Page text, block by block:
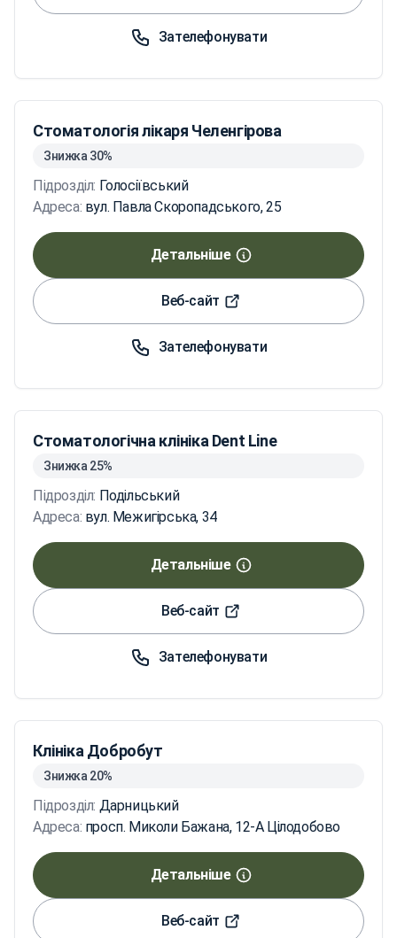
Зателефонувати
Стоматологія лікаря Челенгірова
Знижка 30%
Підрозділ: Голосіївський
Адреса: вул. Павла Скоропадського, 25
Детальніше
Веб-сайт
Зателефонувати
Стоматологічна клініка Dent Line
Знижка 25%
Підрозділ: Подільський
Адреса: вул. Межигірська, 34
Детальніше
Веб-сайт
Зателефонувати
Клініка Добробут
Знижка 20%
Підрозділ: Дарницький
Адреса: просп. Миколи Бажана, 12-А Цілодобово
Детальніше
Веб-сайт